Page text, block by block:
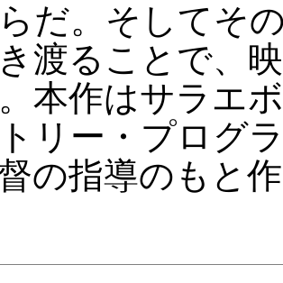
だ。そしてそ
渡ることで、
本作はサラエ
リー・プログ
の指導のもと